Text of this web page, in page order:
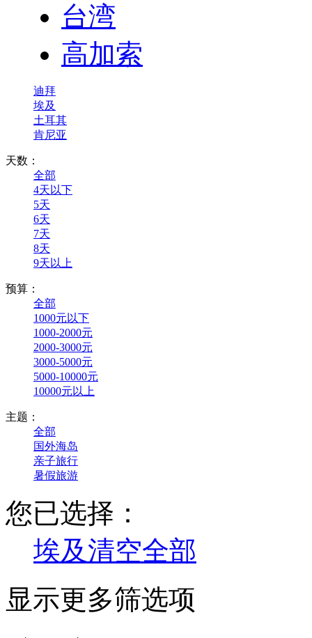
台湾
高加索
迪拜
埃及
土耳其
肯尼亚
天数：
全部
4天以下
5天
6天
7天
8天
9天以上
预算：
全部
1000元以下
1000-2000元
2000-3000元
3000-5000元
5000-10000元
10000元以上
主题：
全部
国外海岛
亲子旅行
暑假旅游
您已选择：
埃及清空全部
显示更多筛选项